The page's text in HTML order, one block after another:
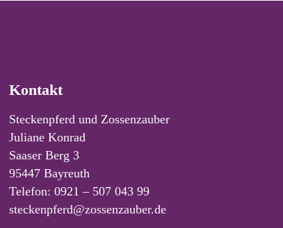
Kontakt
Steckenpferd und Zossenzauber
Juliane Konrad
Saaser Berg 3
95447 Bayreuth
Telefon: 0921 – 507 043 99
steckenpferd@zossenzauber.de